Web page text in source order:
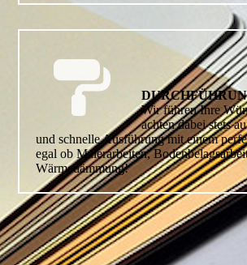
Wir führen Ihre
achten dabei stets
und schnelle Ausführung mit einem
egal ob Maler­arbeiten,
Wärmedämmung!